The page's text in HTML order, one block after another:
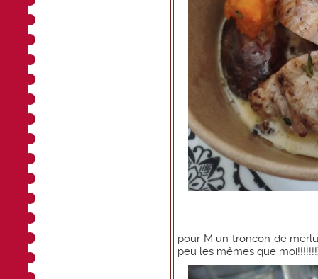
pour M un troncon de
peu les mêmes que